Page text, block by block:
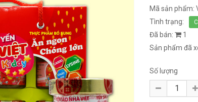
Mã sản phẩm:
Tình trạng:
Đã bán:
1
Sản phẩm đã
Số lượng